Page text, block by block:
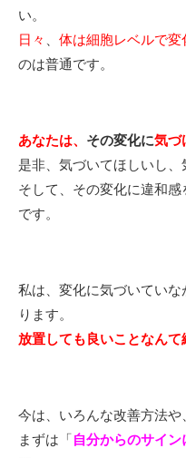
い。
日々
体は細胞レベルで変
のは普通です。
あなたは、 その変化に気づ
是非、気づいてほしいし、
そして、その変化に違和
です。
私は、変化に気づいてい
ります。
放置しても良いことなんて
今は、いろんな改善方法や
まずは「自分からのサイ